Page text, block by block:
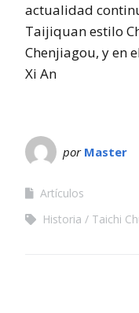
actualidad
Taijiquan estilo
Chenjiagou, y en
Xi An
por Master
Artículos
Historia
Taichi